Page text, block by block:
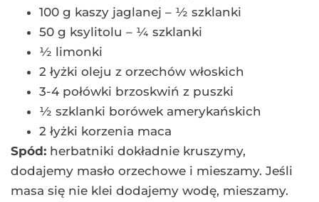
100 g kaszy jaglanej – ½ szklanki
50 g ksylitolu – ¼ szklanki
½ limonki
2 łyżki oleju z orzechów włoskich
3-4 połówki brzoskwiń z puszki
½ szklanki borówek amerykańskich
2 łyżki korzenia maca
Spód: herbatniki dokładnie kruszymy,
dodajemy masło orzechowe i mieszamy. Jeśli
masa się nie klei dodajemy wodę, mieszamy.